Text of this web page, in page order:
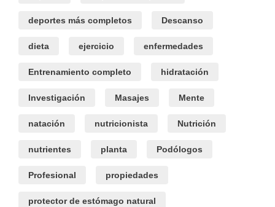
deportes más completos Descanso
dieta ejercicio enfermedades
Entrenamiento completo hidratación
Investigación Masajes Mente
natación nutricionista Nutrición
nutrientes planta Podólogos
Profesional propiedades
protector de estómago natural